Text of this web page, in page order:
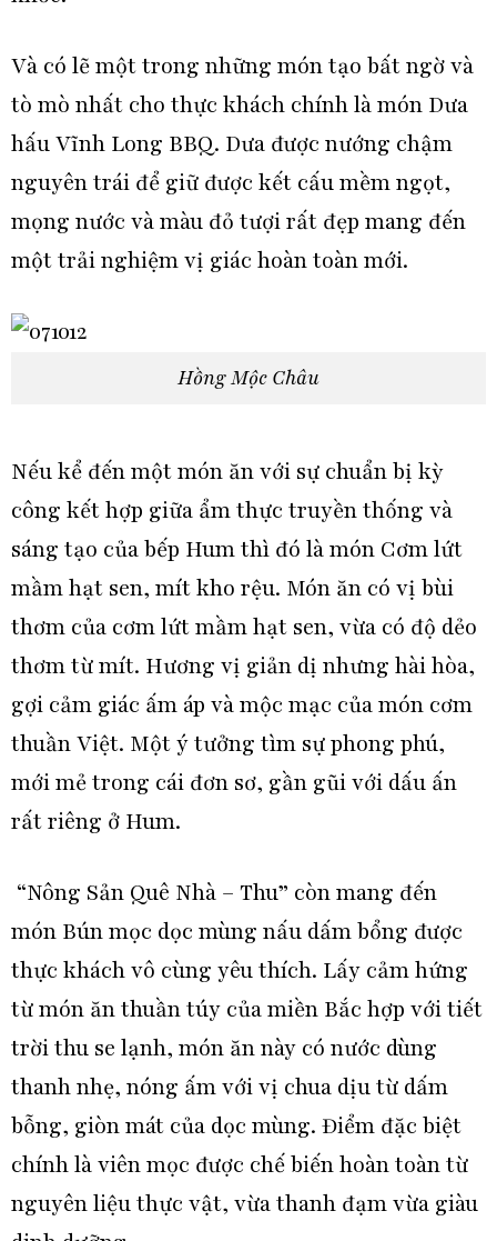
Và có lẽ một trong những món tạo bất ngờ và
tò mò nhất cho thực khách chính là món Dưa
hấu Vĩnh Long BBQ. Dưa được nướng chậm
nguyên trái để giữ được kết cấu mềm ngọt,
mọng nước và màu đỏ tượi rất đẹp mang đến
một trải nghiệm vị giác hoàn toàn mới.
Hồng Mộc Châu
Nếu kể đến một món ăn với sự chuẩn bị kỳ
công kết hợp giữa ẩm thực truyền thống và
sáng tạo của bếp Hum thì đó là món Cơm lứt
mầm hạt sen, mít kho rệu. Món ăn có vị bùi
thơm của cơm lứt mầm hạt sen, vừa có độ dẻo
thơm từ mít. Hương vị giản dị nhưng hài hòa,
gợi cảm giác ấm áp và mộc mạc của món cơm
thuần Việt. Một ý tưởng tìm sự phong phú,
mới mẻ trong cái đơn sơ, gần gũi với dấu ấn
rất riêng ở Hum.
“Nông Sản Quê Nhà – Thu” còn mang đến
món Bún mọc dọc mùng nấu dấm bổng được
thực khách vô cùng yêu thích. Lấy cảm hứng
từ món ăn thuần túy của miền Bắc hợp với tiết
trời thu se lạnh, món ăn này có nước dùng
thanh nhẹ, nóng ấm với vị chua dịu từ dấm
bỗng, giòn mát của dọc mùng. Điểm đặc biệt
chính là viên mọc được chế biến hoàn toàn từ
nguyên liệu thực vật, vừa thanh đạm vừa giàu